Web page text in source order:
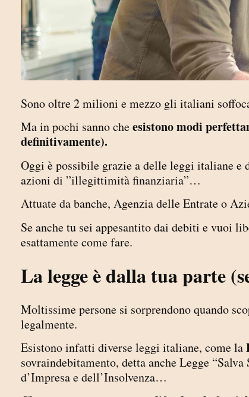
Sono oltre 2 milioni e mezzo gli italiani
Ma in pochi sanno cheesistono modi
definitivamente).
Oggi è possibile grazie a delle leggi italiane
azioni di ”illegittimità finanziaria”…
Attuate da banche, Agenzia delle Entrate o
Se anche tu sei appesantito dai debiti e vuoi
esattamente come fare.
La legge è dalla tua parte
Moltissime persone si sorprendono quando
legalmente.
Esistono infatti diverse leggi italiane, come la
sovraindebitamento, detta anche Legge
d’Impresa e dell’Insolvenza…